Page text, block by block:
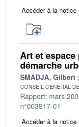
Accéder à la notice
Art et
démarche
SMADJA, Gilbert
CONSEIL GENERAL
Rapport: mars
n°003917-01
Accéder à la notice